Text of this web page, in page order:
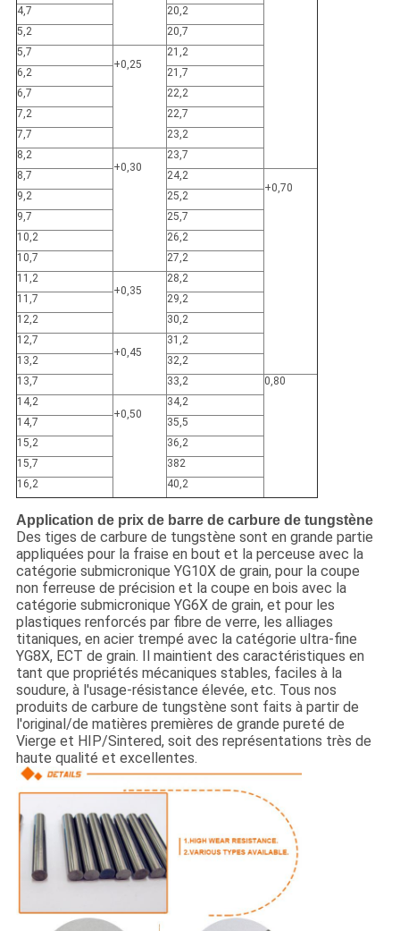
4,7
20,2
5,2
20,7
5,7
+0,25
21,2
6,2
21,7
6,7
22,2
7,2
22,7
7,7
23,2
8,2
+0,30
23,7
8,7
24,2
+0,70
9,2
25,2
9,7
25,7
10,2
26,2
10,7
27,2
11,2
+0,35
28,2
11,7
29,2
12,2
30,2
12,7
+0,45
31,2
13,2
32,2
13,7
33,2
0,80
14,2
+0,50
34,2
14,7
35,5
15,2
36,2
15,7
382
16,2
40,2
Application de prix de barre de carbure de tungstène
Des tiges de carbure de tungstène sont en grande partie
appliquées pour la fraise en bout et la perceuse avec la
catégorie submicronique YG10X de grain, pour la coupe
non ferreuse de précision et la coupe en bois avec la
catégorie submicronique YG6X de grain, et pour les
plastiques renforcés par fibre de verre, les alliages
titaniques, en acier trempé avec la catégorie ultra-fine
YG8X, ECT de grain. Il maintient des caractéristiques en
tant que propriétés mécaniques stables, faciles à la
soudure, à l'usage-résistance élevée, etc. Tous nos
produits de carbure de tungstène sont faits à partir de
l'original/de matières premières de grande pureté de
Vierge et HIP/Sintered, soit des représentations très de
haute qualité et excellentes.